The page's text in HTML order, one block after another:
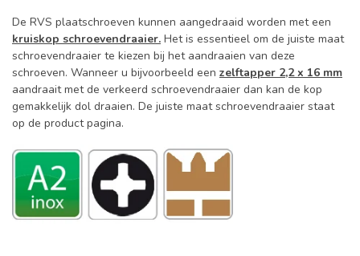
De RVS plaatschroeven kunnen aangedraaid worden met een
kruiskop schroevendraaier. Het is essentieel om de juiste maat
schroevendraaier te kiezen bij het aandraaien van deze
schroeven. Wanneer u bijvoorbeeld een zelftapper 2,2 x 16 mm
aandraait met de verkeerd schroevendraaier dan kan de kop
gemakkelijk dol draaien. De juiste maat schroevendraaier staat
op de product pagina.